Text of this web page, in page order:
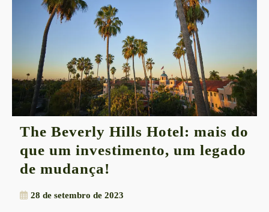
The Beverly Hills Hotel: mais do
que um investimento, um legado
de mudança!
Hills
28 de setembro de 2023